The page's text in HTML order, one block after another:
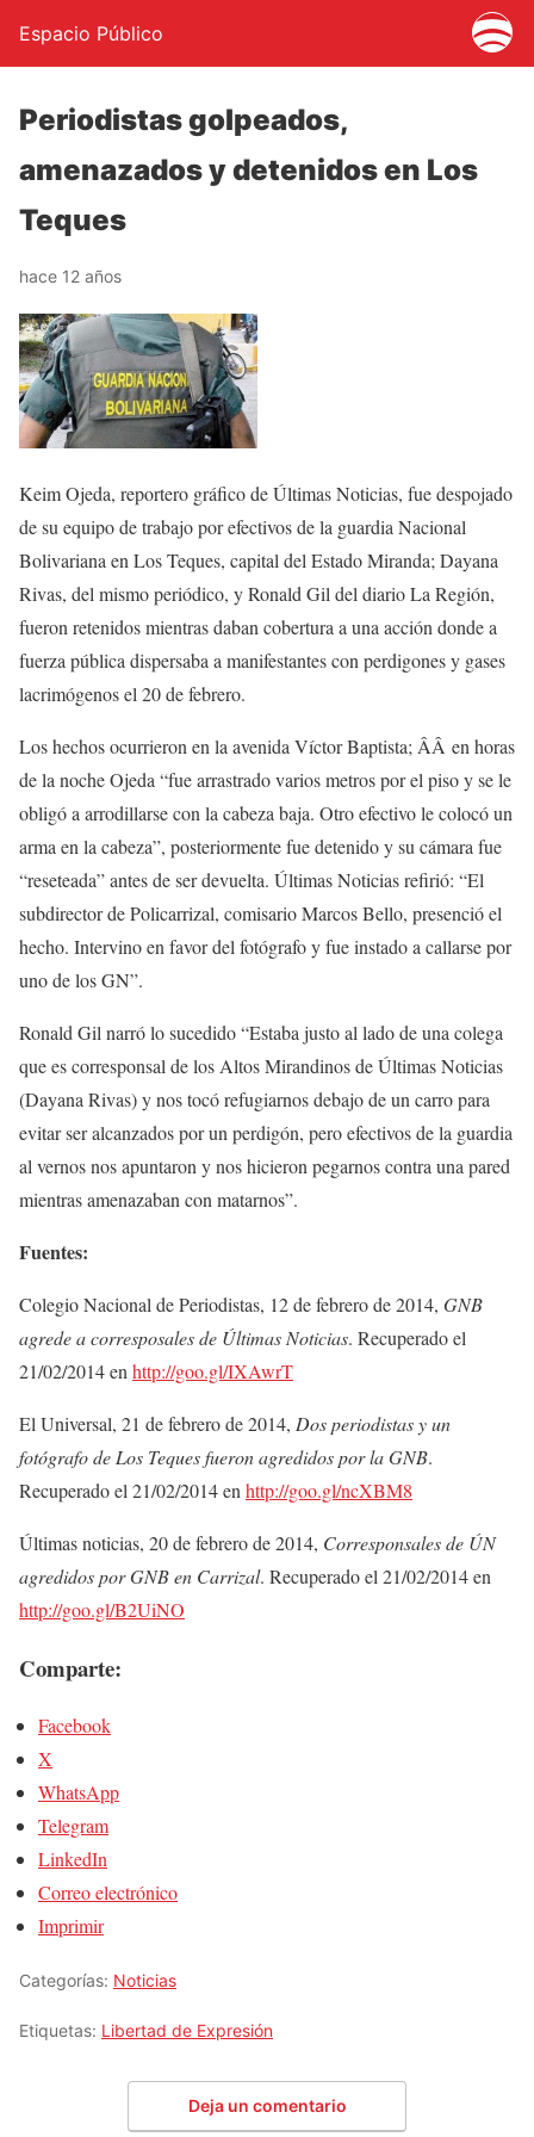
Espacio Público
Periodistas golpeados,
amenazados y detenidos en Los
Teques
hace 12 años
Keim Ojeda, reportero gráfico de Últimas Noticias, fue despojado
de su equipo de trabajo por efectivos de la guardia Nacional
Bolivariana en Los Teques, capital del Estado Miranda; Dayana
Rivas, del mismo periódico, y Ronald Gil del diario La Región,
fueron retenidos mientras daban cobertura a una acción donde a
fuerza pública dispersaba a manifestantes con perdigones y gases
lacrimógenos el 20 de febrero.
Los hechos ocurrieron en la avenida Víctor Baptista; ÂÂ en horas
de la noche Ojeda “fue arrastrado varios metros por el piso y se le
obligó a arrodillarse con la cabeza baja. Otro efectivo le colocó un
arma en la cabeza”, posteriormente fue detenido y su cámara fue
“reseteada” antes de ser devuelta. Últimas Noticias refirió: “El
subdirector de Policarrizal, comisario Marcos Bello, presenció el
hecho. Intervino en favor del fotógrafo y fue instado a callarse por
uno de los GN”.
Ronald Gil narró lo sucedido “Estaba justo al lado de una colega
que es corresponsal de los Altos Mirandinos de Últimas Noticias
(Dayana Rivas) y nos tocó refugiarnos debajo de un carro para
evitar ser alcanzados por un perdigón, pero efectivos de la guardia
al vernos nos apuntaron y nos hicieron pegarnos contra una pared
mientras amenazaban con matarnos”.
Fuentes:
Colegio Nacional de Periodistas, 12 de febrero de 2014, GNB
agrede a corresposales de Últimas Noticias. Recuperado el
21/02/2014 en http://goo.gl/IXAwrT
El Universal, 21 de febrero de 2014, Dos periodistas y un
fotógrafo de Los Teques fueron agredidos por la GNB.
Recuperado el 21/02/2014 en http://goo.gl/ncXBM8
Últimas noticias, 20 de febrero de 2014, Corresponsales de ÚN
agredidos por GNB en Carrizal. Recuperado el 21/02/2014 en
http://goo.gl/B2UiNO
Comparte:
Facebook
X
WhatsApp
Telegram
LinkedIn
Correo electrónico
Imprimir
Categorías: Noticias
Etiquetas: Libertad de Expresión
Deja un comentario